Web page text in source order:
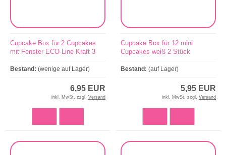
Cupcake Box für 2 Cupcakes
mit Fenster ECO-Line Kraft 3
Bestand: (wenige auf Lager)
6,95 EUR
inkl. MwSt. zzgl. Versand
Cupcake Box für 12 mini
Cupcakes weiß 2 Stück
Bestand: (auf Lager)
5,95 EUR
inkl. MwSt. zzgl. Versand